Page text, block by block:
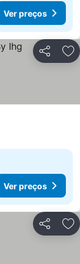
Ver preços
Partilhar
Ver preços
Partilhar